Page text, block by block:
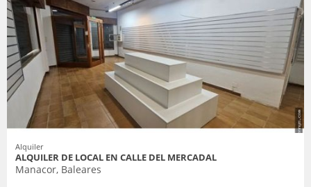
Alquiler
ALQUILER DE LOCAL EN CALLE DEL MERCADAL
Manacor, Baleares